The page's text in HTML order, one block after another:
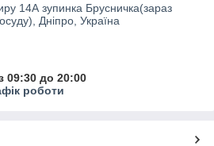
14А зупинка Брусничка(зараз
Дніпро, Україна
09:30 до 20:00
роботи